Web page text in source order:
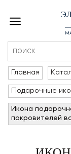
Главная
Подарочные
Икона
покровителей